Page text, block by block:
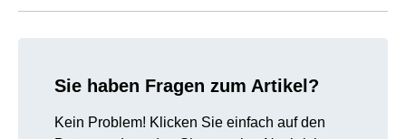
Sie haben Fragen zum Artikel?
Kein Problem! Klicken Sie einfach auf den